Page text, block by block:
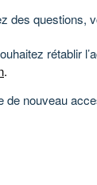
des questions,
rétablir
.
de nouveau